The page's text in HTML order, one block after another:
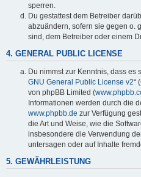
sperren.
Du gestattest dem Betreiber
abzuändern, sofern sie gegen o.
sind, dem Betreiber oder einem
4. GENERAL PUBLIC LICENSE
Du nimmst zur Kenntnis, dass es
GNU General Public License v2“
von phpBB Limited (
Informationen werden durch die
www.phpbb.de zur Verfügung
die Art und Weise, wie die
insbesondere die Verwendung
untersagen oder auf Inhalte
5. GEWÄHRLEISTUNG